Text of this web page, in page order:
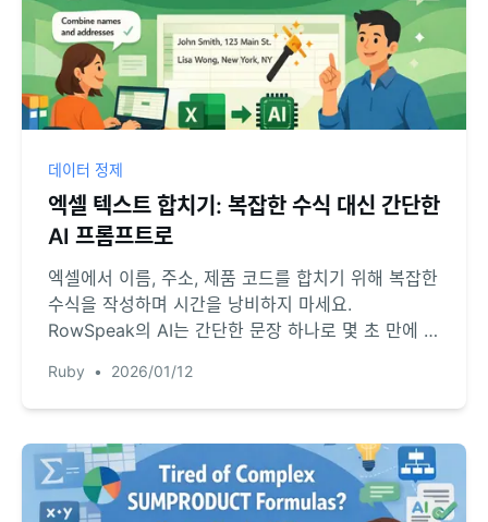
데이터 정제
엑셀 텍스트 합치기: 복잡한 수식 대신 간단한
AI 프롬프트로
엑셀에서 이름, 주소, 제품 코드를 합치기 위해 복잡한
수식을 작성하며 시간을 낭비하지 마세요.
RowSpeak의 AI는 간단한 문장 하나로 몇 초 만에 작
다.
Ruby • 2026/01/12